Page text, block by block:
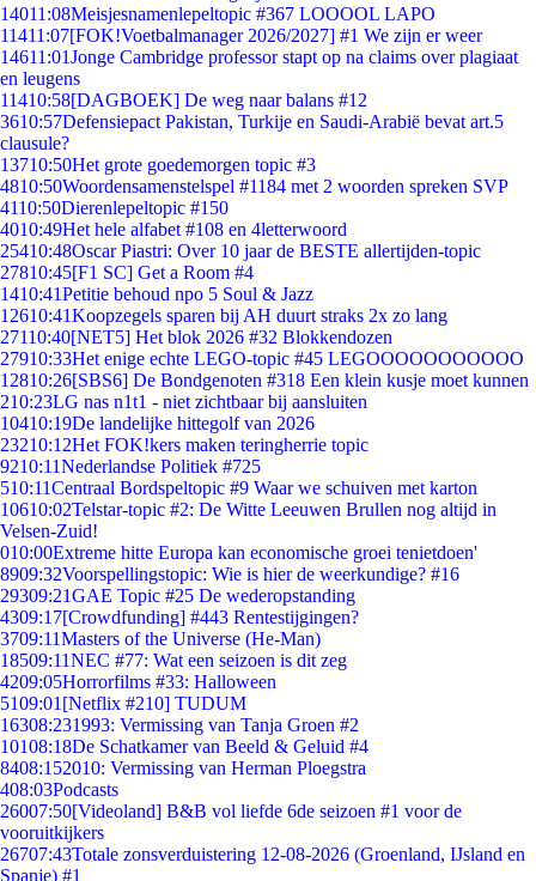
14011:08Meisjesnamenlepeltopic #367 LOOOOL LAPO
11411:07[FOK!Voetbalmanager 2026/2027] #1 We zijn er weer
14611:01Jonge Cambridge professor stapt op na claims over plagiaat
en leugens
11410:58[DAGBOEK] De weg naar balans #12
3610:57Defensiepact Pakistan, Turkije en Saudi-Arabië bevat art.5
clausule?
13710:50Het grote goedemorgen topic #3
4810:50Woordensamenstelspel #1184 met 2 woorden spreken SVP
4110:50Dierenlepeltopic #150
4010:49Het hele alfabet #108 en 4letterwoord
25410:48Oscar Piastri: Over 10 jaar de BESTE allertijden-topic
27810:45[F1 SC] Get a Room #4
1410:41Petitie behoud npo 5 Soul & Jazz
12610:41Koopzegels sparen bij AH duurt straks 2x zo lang
27110:40[NET5] Het blok 2026 #32 Blokkendozen
27910:33Het enige echte LEGO-topic #45 LEGOOOOOOOOOOO
12810:26[SBS6] De Bondgenoten #318 Een klein kusje moet kunnen
210:23LG nas n1t1 - niet zichtbaar bij aansluiten
10410:19De landelijke hittegolf van 2026
23210:12Het FOK!kers maken teringherrie topic
9210:11Nederlandse Politiek #725
510:11Centraal Bordspeltopic #9 Waar we schuiven met karton
10610:02Telstar-topic #2: De Witte Leeuwen Brullen nog altijd in
Velsen-Zuid!
010:00Extreme hitte Europa kan economische groei tenietdoen'
8909:32Voorspellingstopic: Wie is hier de weerkundige? #16
29309:21GAE Topic #25 De wederopstanding
4309:17[Crowdfunding] #443 Rentestijgingen?
3709:11Masters of the Universe (He-Man)
18509:11NEC #77: Wat een seizoen is dit zeg
4209:05Horrorfilms #33: Halloween
5109:01 [Netflix #210] TUDUM
16308:231993: Vermissing van Tanja Groen #2
10108:18De Schatkamer van Beeld & Geluid #4
8408:152010: Vermissing van Herman Ploegstra
408:03Podcasts
26007:50[Videoland] B&B vol liefde 6de seizoen #1 voor de
vooruitkijkers
26707:43Totale zonsverduistering 12-08-2026 (Groenland, IJsland en
Spanje) #1